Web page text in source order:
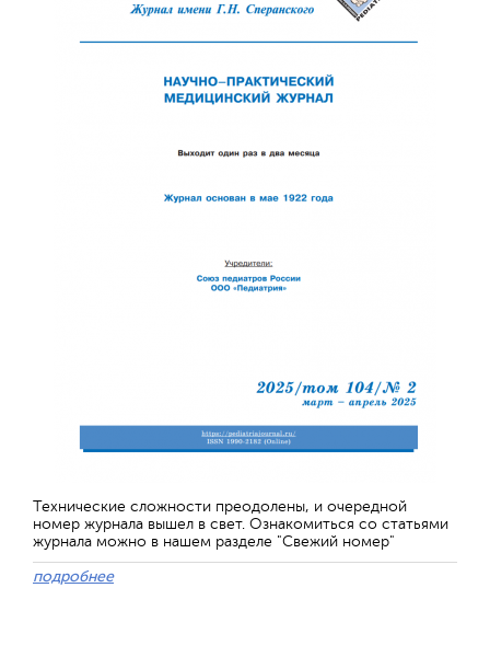
Технические сложности преодолены, и очередной
номер журнала вышел в свет. Ознакомиться со статьями
журнала можно в нашем разделе "Свежий номер"
подробнее